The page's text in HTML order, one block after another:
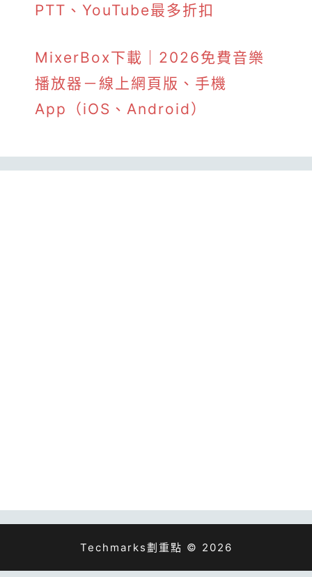
PTT、YouTube最多折扣
MixerBox下載｜2026免費音樂
播放器－線上網頁版、手機
App（iOS、Android）
Techmarks劃重點 © 2026